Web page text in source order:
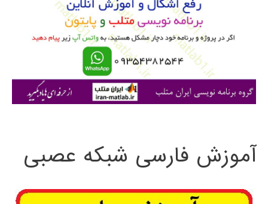
ی
آموزش فارسی شبکه عصبی